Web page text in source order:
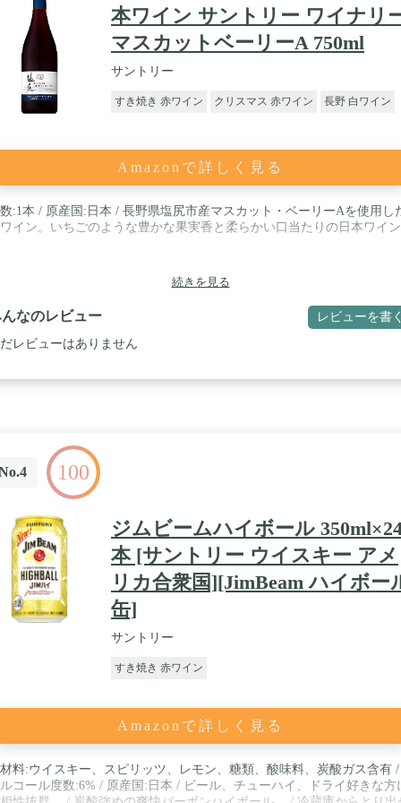
本ワイン サントリー ワイナリ
マスカットベーリーA 750ml
サントリー
すき焼き 赤ワイン クリスマス 赤ワイン 長野 白ワイン
Amazonで詳しく見る
数:1本 / 原産国:日本 / 長野県塩尻市産マスカット・ベーリーAを使用し
イン。いちごのような豊かな果実香と柔らかい口当たりの日本ワイン
続きを見る
なのレビュー レビューを書く
だレビューはありません
100
ジムビームハイボール
本 [サントリー ウイスキー アメ
リカ合衆国][JimBeam ハイボー
缶]
サントリー
すき焼き 赤ワイン
Amazonで詳しく見る
料:ウイスキー、スピリッツ、レモン、糖類、酸味料、炭酸ガス含有 /
コール度数:6% / 原産国:日本 / ビール、チューハイ、ドライ好きな方